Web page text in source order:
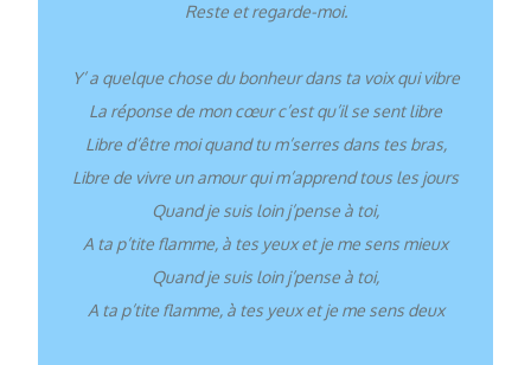
Reste et regarde-moi.
Y’ a quelque chose du bonheur dans ta voix qui vibre
La réponse de mon cœur c’est qu’il se sent libre
Libre d’être moi quand tu m’serres dans tes bras,
Libre de vivre un amour qui m’apprend tous les jours
Quand je suis loin j’pense à toi,
A ta p’tite flamme, à tes yeux et je me sens mieux
Quand je suis loin j’pense à toi,
A ta p’tite flamme, à tes yeux et je me sens deux